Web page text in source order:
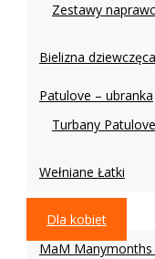
Zestawy
Bielizna
Patulove – ubranka
Turbany Patulove
Wełniane Łatki
Dla kobiet
MaM Manymonths